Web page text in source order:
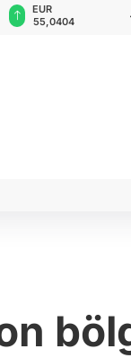
EUR
55,0404